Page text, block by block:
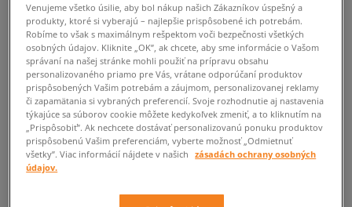
Venujeme všetko úsilie, aby bol nákup našich Zákazníkov úspešný a
produkty, ktoré si vyberajú – najlepšie prispôsobené ich potrebám.
Robíme to však s maximálnym rešpektom voči bezpečnosti všetkých
osobných údajov. Kliknite „OK”, ak chcete, aby sme informácie o Vašom
správaní na našej stránke mohli použiť na prípravu obsahu
personalizovaného priamo pre Vás, vrátane odporúčaní produktov
prispôsobených Vašim potrebám a záujmom, personalizovanej reklamy
či zapamätania si vybraných preferencií. Svoje rozhodnutie aj nastavenia
týkajúce sa súborov cookie môžete kedykoľvek zmeniť, a to kliknutím na
„Prispôsobiť”. Ak nechcete dostávať personalizovanú ponuku produktov
prispôsobenú Vašim preferenciám, vyberte možnosť „Odmietnuť
všetky”. Viac informácií nájdete v našich
zásadách ochrany osobných
údajov.